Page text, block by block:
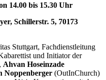
14.00 bis 15.30 Uhr
Schillerstr. 5, 70173
Stuttgart, Fachdienstleitung
und Initiator der
Ahvan Hoseinzade
Noppenberger (OutInChurch)